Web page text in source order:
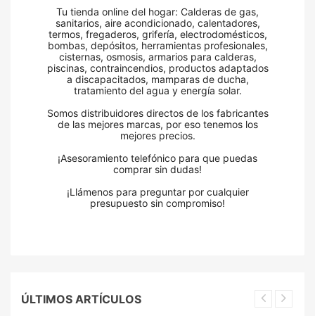
Tu tienda online del hogar: Calderas de gas,
sanitarios, aire acondicionado, calentadores,
termos, fregaderos, grifería, electrodomésticos,
bombas, depósitos, herramientas profesionales,
cisternas, osmosis, armarios para calderas,
piscinas, contraincendios, productos adaptados
a discapacitados, mamparas de ducha,
tratamiento del agua y energía solar.
Somos distribuidores directos de los fabricantes
de las mejores marcas, por eso tenemos los
mejores precios.
¡Asesoramiento telefónico para que puedas
comprar sin dudas!
¡Llámenos para preguntar por cualquier
presupuesto sin compromiso!
ÚLTIMOS ARTÍCULOS